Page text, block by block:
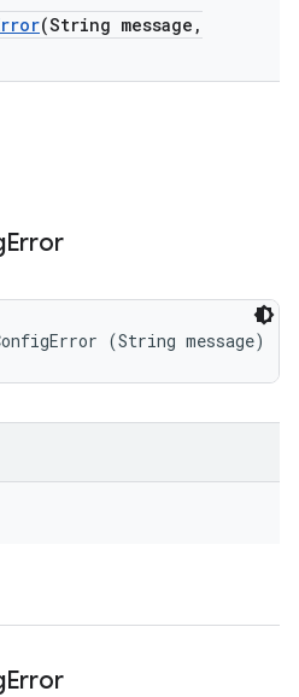
(String message ,
Error
(String message)
Error